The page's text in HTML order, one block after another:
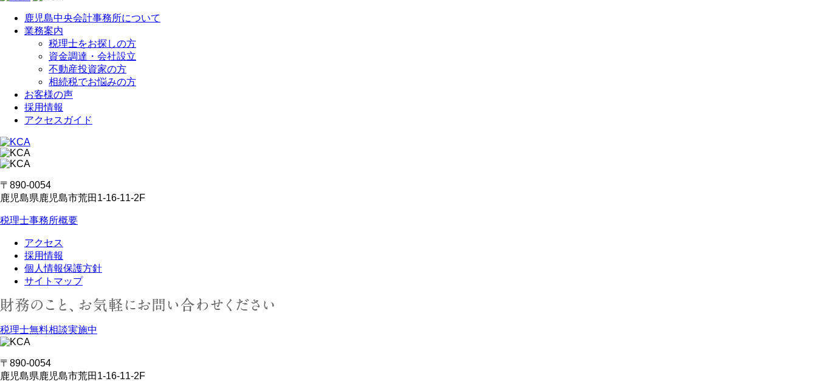
鹿児島中央会計事務所について
業務案内
税理士をお探しの方
資金調達・会社設立
不動産投資家の方
相続税でお悩みの方
お客様の声
採用情報
アクセスガイド
〒890-0054
鹿児島県鹿児島市荒田1-16-11-2F
税理士事務所概要
アクセス
採用情報
個人情報保護方針
サイトマップ
税理士無料相談実施中
〒890-0054
鹿児島県鹿児島市荒田1-16-11-2F